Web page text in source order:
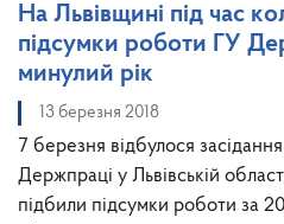
На Львівщині під час
підсумки роботи ГУ
минулий рік
13 березня 2018
7 березня відбулося засідання
Держпраці у Львівській
підбили підсумки роботи за